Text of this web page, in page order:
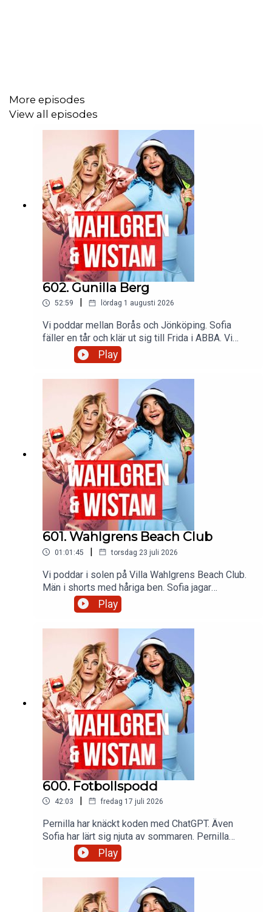
More episodes
View all episodes
602. Gunilla Berg
52:59 lördag 1 augusti 2026
Vi poddar mellan Borås och Jönköping. Sofia
fäller en tår och klär ut sig till Frida i ABBA. Vi
skickar hat på homofober. Kommer vi få se Sofia
på BDSM klubb. Har vi väckt en björn som sover?
Bianca brottas med en vagel. Vi överväger att
skjuta upp vår aska i fyrverkerier. Pernilla har haft
en syskon reunion och har köpt ett fiskespö. Och
glöm inte dansa alla queens!
Play
601. Wahlgrens Beach Club
01:01:45 | torsdag 23 juli 2026
Vi poddar i solen på Villa Wahlgrens Beach Club.
Män i shorts med håriga ben. Sofia jagar
Pokemon och Pernilla öppnar en
tandläkarmottagning i Örebro. VM-gräsmattan är
hans syssling och Sofia blir stoppad av polisen.
Play
600. Fotbollspodd
42:03 | fredag 17 juli 2026
Pernilla har knäckt koden med ChatGPT. Även
Sofia har lärt sig njuta av sommaren. Pernilla
skavmaxar med lite tandvärk och Sofias algoritm
visar Haaland i alla dess former. En kille säljer
sätt att finansiera Perillas väskor? Och så en
outgiven duett med Micael Jackson och Freddie
Play